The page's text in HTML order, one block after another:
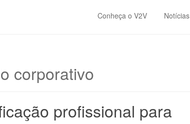
Conheça o V2V Notícias
corporativo
profissional para